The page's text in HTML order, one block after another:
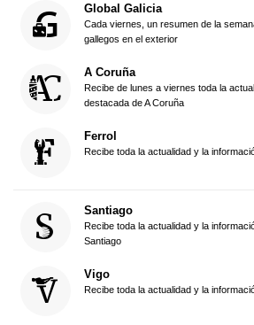
Global Galicia
Cada viernes, un resumen de la
gallegos en el exterior
A Coruña
Recibe de lunes a viernes toda la
destacada de A Coruña
Ferrol
Recibe toda la actualidad y la
Santiago
Recibe toda la actualidad y la
Santiago
Vigo
Recibe toda la actualidad y la